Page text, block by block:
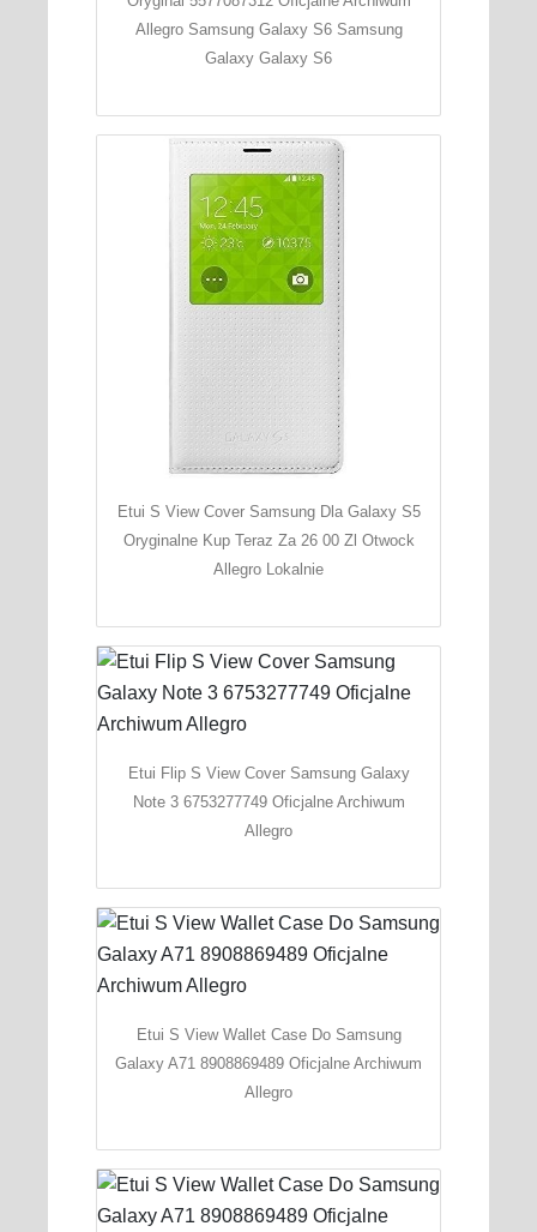
Allegro Samsung Galaxy S6 Samsung
Galaxy Galaxy S6
Etui S View Cover Samsung Dla Galaxy S5
Oryginalne Kup Teraz Za 26 00 Zl Otwock
Allegro Lokalnie
Etui Flip S View Cover Samsung Galaxy
Note 3 6753277749 Oficjalne Archiwum
Allegro
Etui S View Wallet Case Do Samsung
Galaxy A71 8908869489 Oficjalne Archiwum
Allegro